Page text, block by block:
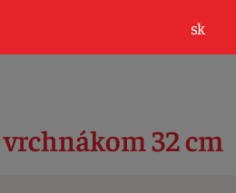
32 cm
sk